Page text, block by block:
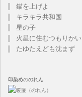
錨を上げよ
キラキラ共和国
星の子
火星に住むつもりかい
たゆたえども沈まず
印染めののれん